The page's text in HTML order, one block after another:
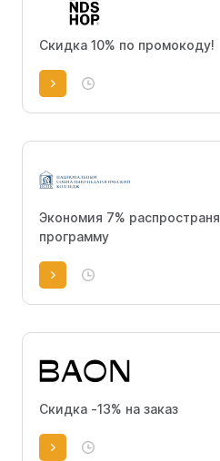
Скидка 10% по промокоду!
Экономия 7%
программу
Скидка -13% на заказ